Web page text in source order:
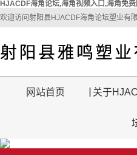
HJACDF海角论坛,海角视频入口,海角免
欢迎访问射阳县HJACDF海角论坛塑业
网站首页 关于